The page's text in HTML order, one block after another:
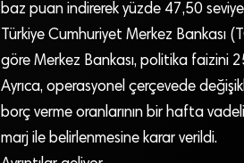
baz puan indirerek yüzde 47,50
Türkiye Cumhuriyet Merkez Bankası
göre Merkez Bankası, politika faizini
Ayrıca, operasyonel çerçevede
borç verme oranlarının bir hafta
marj ile belirlenmesine karar verildi.